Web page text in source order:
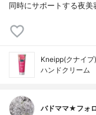
同時にサポートする夜
Kneipp(クナイプ)
ハンドクリーム
バドママ★フォ